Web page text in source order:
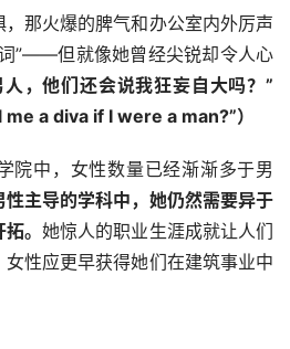
那火爆的脾气和办公室内外厉声
”——但就像她曾经尖锐却令人心
，他们还会说我狂妄自大吗？”
a diva if I were a man?”）
院中，女性数量已经渐渐多于男
主导的学科中，她仍然需要异于
拓。她惊人的职业生涯成就让人们
性应更早获得她们在建筑事业中